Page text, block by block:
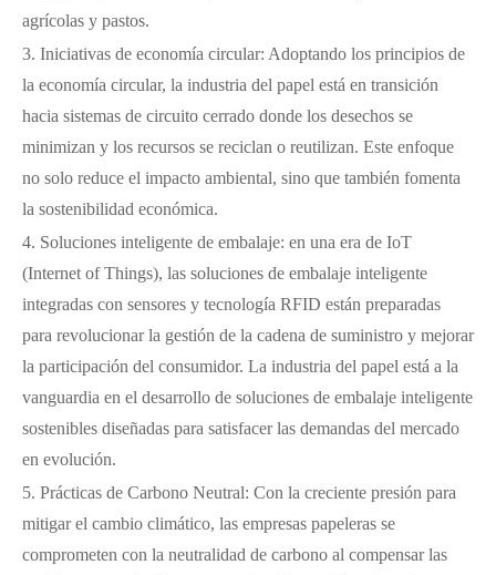
agrícolas y pastos.
3. Iniciativas de economía circular: Adoptando los principios de
la economía circular, la industria del papel está en transición
hacia sistemas de circuito cerrado donde los desechos se
minimizan y los recursos se reciclan o reutilizan. Este enfoque
no solo reduce el impacto ambiental, sino que también fomenta
la sostenibilidad económica.
4. Soluciones inteligente de embalaje: en una era de IoT
(Internet of Things), las soluciones de embalaje inteligente
integradas con sensores y tecnología RFID están preparadas
para revolucionar la gestión de la cadena de suministro y mejorar
la participación del consumidor. La industria del papel está a la
vanguardia en el desarrollo de soluciones de embalaje inteligente
sostenibles diseñadas para satisfacer las demandas del mercado
en evolución.
5. Prácticas de Carbono Neutral: Con la creciente presión para
mitigar el cambio climático, las empresas papeleras se
comprometen con la neutralidad de carbono al compensar las